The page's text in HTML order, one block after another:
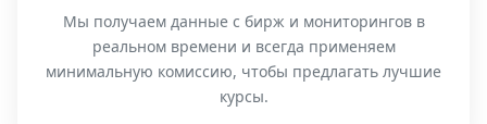
Мы получаем данные с бирж и мониторингов в
реальном времени и всегда применяем
минимальную комиссию, чтобы предлагать лучшие
курсы.